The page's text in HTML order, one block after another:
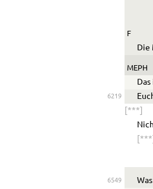
F
Die
MEPH
Das
6219
[***]
[***]
6549